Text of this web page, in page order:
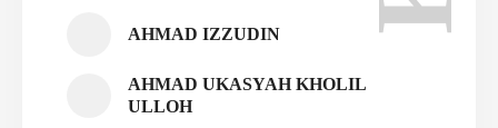
AHMAD IZZUDIN
AHMAD UKASYAH KHOLIL
ULLOH